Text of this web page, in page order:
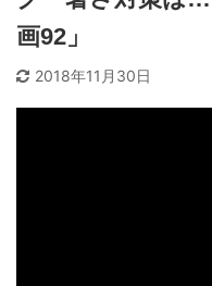
画92」
2018年11月30日